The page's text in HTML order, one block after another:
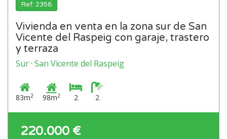
Ref: 2356
Vivienda en venta en la zona sur de San
Vicente del Raspeig con garaje, trastero
y terraza
Sur · San Vicente del Raspeig
83m2 98m2 2 2
220.000 €